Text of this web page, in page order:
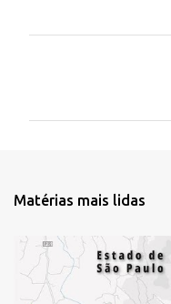
t
i
o
Matérias mais lidas